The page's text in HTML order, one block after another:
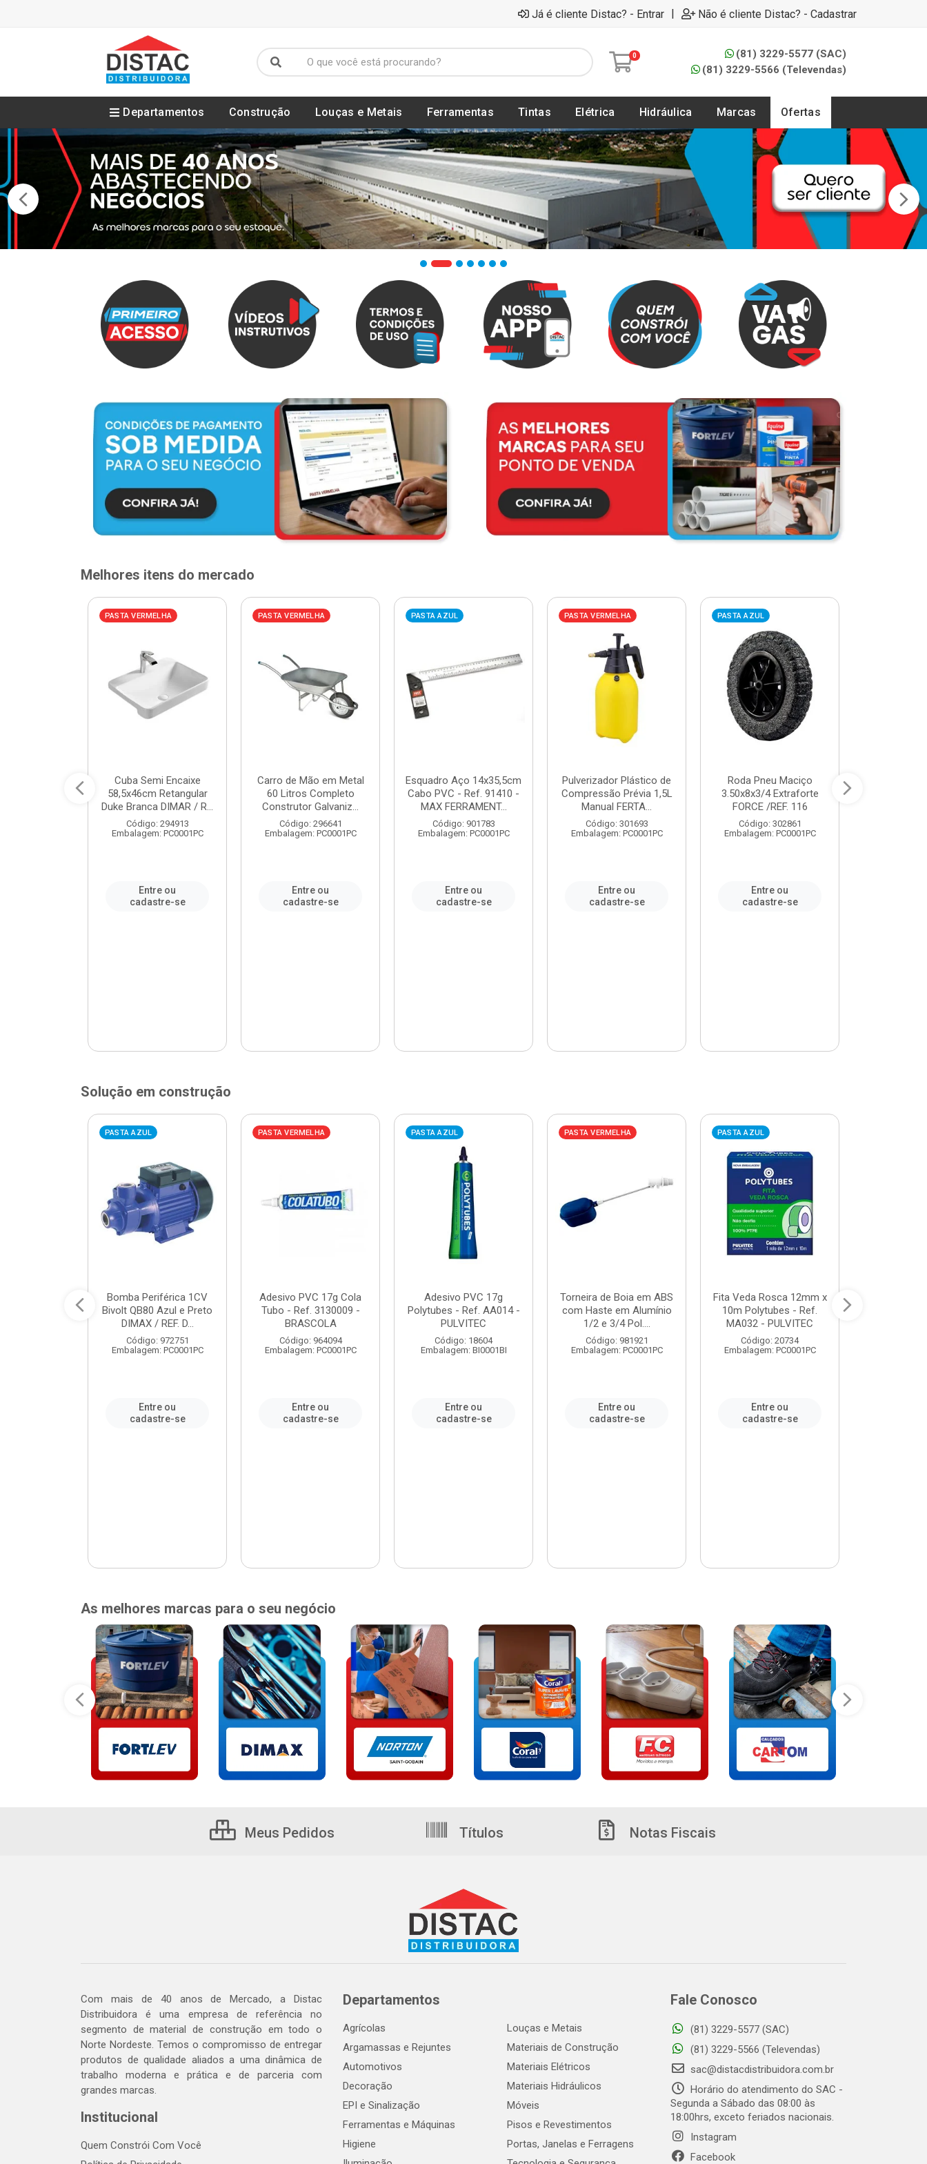
Já é cliente Distac? - Entrar | Não é cliente Distac? - Cadastrar
0
(81) 3229-5577 (SAC)
(81) 3229-5566 (Televendas)
Departamentos Construção Louças e Metais Ferramentas Tintas Elétrica Hidráulica Marcas Ofertas
Melhores itens do mercado
PASTA VERMELHA
Cuba Semi Encaixe
58,5x46cm Retangular
Duke Branca DIMAR / R...
Código: 294913
Embalagem: PC0001PC
Entre ou
cadastre-se
PASTA VERMELHA
Carro de Mão em Metal
60 Litros Completo
Construtor Galvaniz...
Código: 296641
Embalagem: PC0001PC
Entre ou
cadastre-se
PASTA AZUL
Esquadro Aço 14x35,5cm
Cabo PVC - Ref. 91410 -
MAX FERRAMENT...
Código: 901783
Embalagem: PC0001PC
Entre ou
cadastre-se
PASTA VERMELHA
Pulverizador Plástico de
Compressão Prévia 1,5L
Manual FERTA...
Código: 301693
Embalagem: PC0001PC
Entre ou
cadastre-se
PASTA AZUL
Roda Pneu Maciço
3.50x8x3/4 Extraforte
FORCE /REF. 116
Código: 302861
Embalagem: PC0001PC
Entre ou
cadastre-se
Solução em construção
PASTA AZUL
Bomba Periférica 1CV
Bivolt QB80 Azul e Preto
DIMAX / REF. D...
Código: 972751
Embalagem: PC0001PC
Entre ou
cadastre-se
PASTA VERMELHA
Adesivo PVC 17g Cola
Tubo - Ref. 3130009 -
BRASCOLA
Código: 964094
Embalagem: PC0001PC
Entre ou
cadastre-se
PASTA AZUL
Adesivo PVC 17g
Polytubes - Ref. AA014 -
PULVITEC
Código: 18604
Embalagem: BI0001BI
Entre ou
cadastre-se
PASTA VERMELHA
Torneira de Boia em ABS
com Haste em Alumínio
1/2 e 3/4 Pol....
Código: 981921
Embalagem: PC0001PC
Entre ou
cadastre-se
PASTA AZUL
Fita Veda Rosca 12mm x
10m Polytubes - Ref.
MA032 - PULVITEC
Código: 20734
Embalagem: PC0001PC
Entre ou
cadastre-se
As melhores marcas para o seu negócio
Meus Pedidos Títulos Notas Fiscais
Com mais de 40 anos de Mercado, a Distac
Distribuidora é uma empresa de referência no
segmento de material de construção em todo o
Norte Nordeste. Temos o compromisso de entregar
produtos de qualidade aliados a uma dinâmica de
trabalho moderna e prática e de parceria com
grandes marcas.
Institucional
Quem Constrói Com Você
Departamentos
Agrícolas
Argamassas e Rejuntes
Automotivos
Decoração
EPI e Sinalização
Ferramentas e Máquinas
Higiene
Louças e Metais
Materiais de Construção
Materiais Elétricos
Materiais Hidráulicos
Móveis
Pisos e Revestimentos
Portas, Janelas e Ferragens
Fale Conosco
(81) 3229-5577 (SAC)
(81) 3229-5566 (Televendas)
sac@distacdistribuidora.com.br
Horário do atendimento do SAC -
Segunda a Sábado das 08:00 às
18:00hrs, exceto feriados nacionais.
Instagram
Facebook